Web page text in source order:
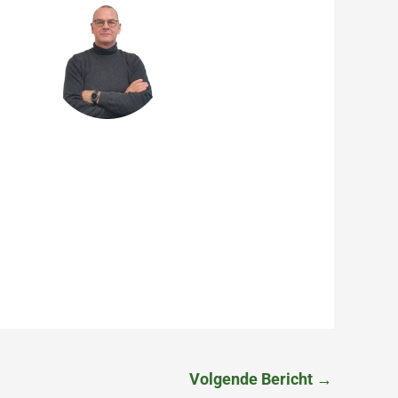
Volgende Bericht →